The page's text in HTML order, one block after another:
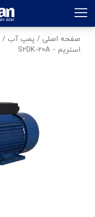
صفحه اصلی / پمپ آب /
استریم - S2DK-20A